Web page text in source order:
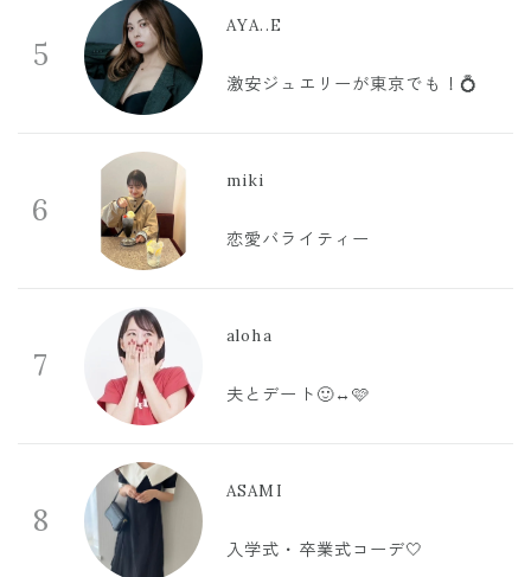
5
AYA..E
激安ジュエリーが東京でも！💍
6
miki
恋愛バライティー
7
aloha
夫とデート🙂‍↔️🩷
8
ASAMI
入学式・卒業式コーデ🤍